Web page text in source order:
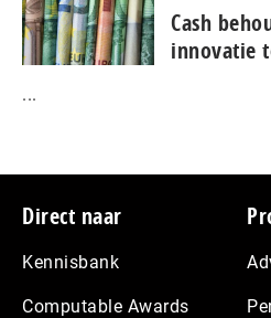
Cash
innovatie
...
Footer
Direct naar
Kennisbank
Computable Awards